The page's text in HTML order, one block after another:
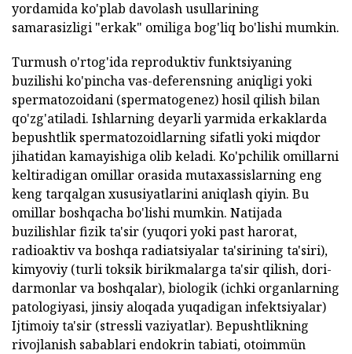
yordamida ko'plab davolash usullarining
samarasizligi "erkak" omiliga bog'liq bo'lishi mumkin.
Turmush o'rtog'ida reproduktiv funktsiyaning
buzilishi ko'pincha vas-deferensning aniqligi yoki
spermatozoidani (spermatogenez) hosil qilish bilan
qo'zg'atiladi. Ishlarning deyarli yarmida erkaklarda
bepushtlik spermatozoidlarning sifatli yoki miqdor
jihatidan kamayishiga olib keladi. Ko'pchilik omillarni
keltiradigan omillar orasida mutaxassislarning eng
keng tarqalgan xususiyatlarini aniqlash qiyin. Bu
omillar boshqacha bo'lishi mumkin. Natijada
buzilishlar fizik ta'sir (yuqori yoki past harorat,
radioaktiv va boshqa radiatsiyalar ta'sirining ta'siri),
kimyoviy (turli toksik birikmalarga ta'sir qilish, dori-
darmonlar va boshqalar), biologik (ichki organlarning
patologiyasi, jinsiy aloqada yuqadigan infektsiyalar)
Ijtimoiy ta'sir (stressli vaziyatlar). Bepushtlikning
rivojlanish sabablari endokrin tabiati, otoimmün